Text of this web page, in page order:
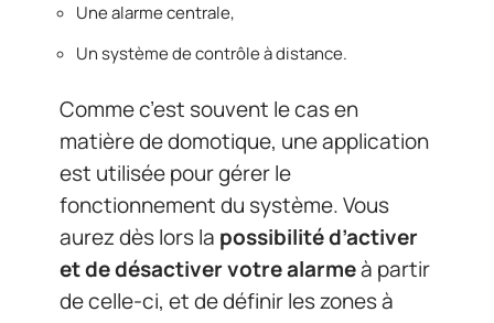
Une alarme centrale,
Un système de contrôle à distance.
Comme c’est souvent le cas en
matière de domotique, une application
est utilisée pour gérer le
fonctionnement du système. Vous
aurez dès lors la possibilité d’activer
et de désactiver votre alarmeà partir
de celle-ci, et de définir les zones à